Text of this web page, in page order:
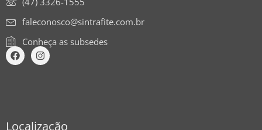
faleconosco@sintrafite.com.br
Conheça as subsedes
Localização